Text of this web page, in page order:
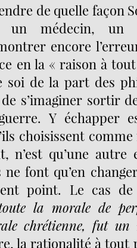
de quelle façon
un médecin, un
encore
en la « raison à
soi de la part des
s’imaginer sortir
Y échapper
choisissent
n’est qu’une autre
font qu’en
point. Le cas
la morale de
chrétienne, fut un
la rationalité à tout